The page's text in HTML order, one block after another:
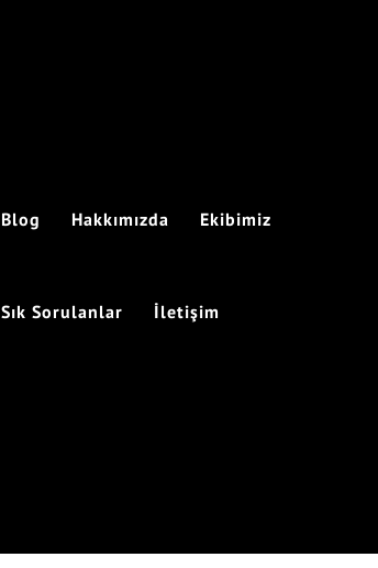
Blog Hakkımızda Ekibimiz
Sık Sorulanlar İletişim